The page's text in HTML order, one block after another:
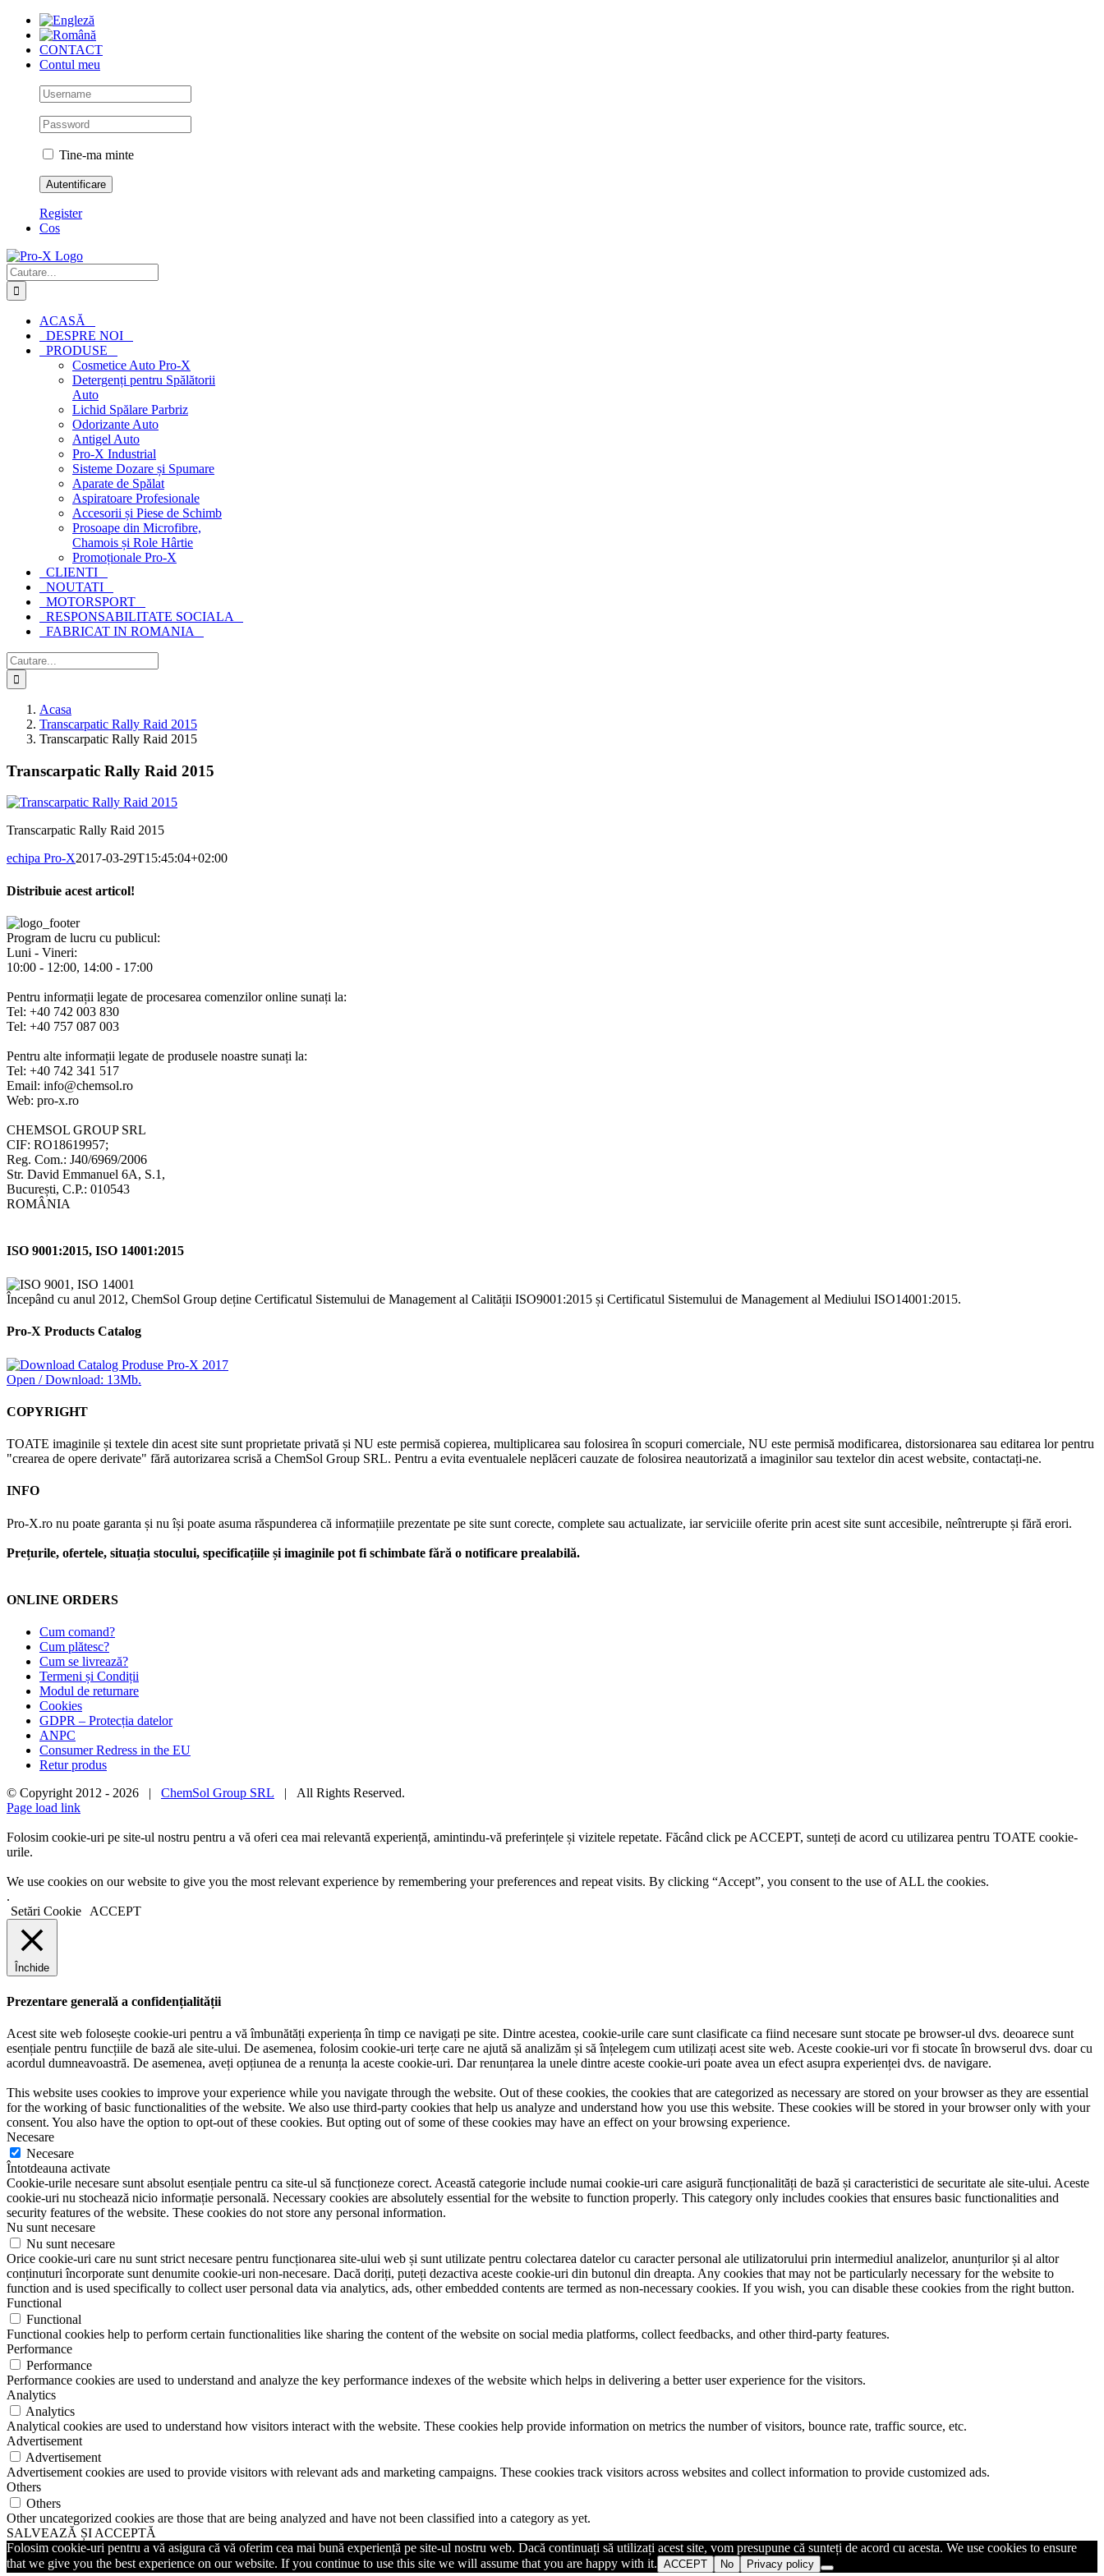
Skip
contentCONTACT
Contul meu
Tine-ma minte
Register
Cos
Cautare...
ACASĂ
DESPRE NOI
PRODUSE
Cosmetice Auto Pro-X
Detergenți pentru Spălătorii
Auto
Lichid Spălare Parbriz
Odorizante Auto
Antigel Auto
Pro-X Industrial
Sisteme Dozare și Spumare
Aparate de Spălat
Aspiratoare Profesionale
Accesorii și Piese de Schimb
Prosoape din Microfibre,
Chamois și Role Hârtie
Promoționale Pro-X
CLIENTI
NOUTATI
MOTORSPORT
RESPONSABILITATE SOCIALA
FABRICAT IN ROMANIA
Cautare...
Acasa
Transcarpatic Rally Raid 2015
Transcarpatic Rally Raid 2015
Transcarpatic Rally Raid 2015
Transcarpatic Rally Raid 2015
echipa Pro-X2017-03-29T15:45:04+02:00
Distribuie acest articol!
Facebook
X
Pinterest
E-
mail:
Program de lucru cu publicul:
Luni - Vineri:
10:00 - 12:00, 14:00 - 17:00
Pentru informații legate de procesarea comenzilor online sunați la:
Tel: +40 742 003 830
Tel: +40 757 087 003
Pentru alte informații legate de produsele noastre sunați la:
Tel: +40 742 341 517
Email: info@chemsol.ro
Web: pro-x.ro
CHEMSOL GROUP SRL
CIF: RO18619957;
Reg. Com.: J40/6969/2006
Str. David Emmanuel 6A, S.1,
București, C.P.: 010543
ROMÂNIA
ISO 9001:2015, ISO 14001:2015
Începând cu anul 2012, ChemSol Group deține Certificatul Sistemului de Management al Calității ISO9001:2015 și Certificatul Sistemului de Management al Mediului ISO14001:2015.
Pro-X Products Catalog
Open / Download: 13Mb.
COPYRIGHT
TOATE imaginile și textele din acest site sunt proprietate privată și NU este permisă copierea, multiplicarea sau folosirea în scopuri comerciale, NU este permisă modificarea, distorsionarea sau editarea lor pentru
"crearea de opere derivate" fără autorizarea scrisă a ChemSol Group SRL. Pentru a evita eventualele neplăceri cauzate de folosirea neautorizată a imaginilor sau textelor din acest website, contactați-ne.
INFO
Pro-X.ro nu poate garanta și nu își poate asuma răspunderea că informațiile prezentate pe site sunt corecte, complete sau actualizate, iar serviciile oferite prin acest site sunt accesibile, neîntrerupte și fără erori.
Prețurile, ofertele, situația stocului, specificațiile și imaginile pot fi schimbate fără o notificare prealabilă.
ONLINE ORDERS
Cum comand?
Cum plătesc?
Cum se livrează?
Termeni și Condiții
Modul de returnare
Cookies
GDPR – Protecția datelor
ANPC
Consumer Redress in the EU
Retur produs
© Copyright 2012 - 2026 | ChemSol Group SRL | All Rights Reserved.
Page load link
Folosim cookie-uri pe site-ul nostru pentru a vă oferi cea mai relevantă experiență, amintindu-vă preferințele și vizitele repetate. Făcând click pe ACCEPT, sunteți de acord cu utilizarea pentru TOATE cookie-
urile.
We use cookies on our website to give you the most relevant experience by remembering your preferences and repeat visits. By clicking “Accept”, you consent to the use of ALL the cookies.
.
Setări Cookie
ACCEPT
Închide
Prezentare generală a confidențialității
Acest site web folosește cookie-uri pentru a vă îmbunătăți experiența în timp ce navigați pe site. Dintre acestea, cookie-urile care sunt clasificate ca fiind necesare sunt stocate pe browser-ul dvs. deoarece sunt
esențiale pentru funcțiile de bază ale site-ului. De asemenea, folosim cookie-uri terțe care ne ajută să analizăm și să înțelegem cum utilizați acest site web. Aceste cookie-uri vor fi stocate în browserul dvs. doar cu
acordul dumneavoastră. De asemenea, aveți opțiunea de a renunța la aceste cookie-uri. Dar renunțarea la unele dintre aceste cookie-uri poate avea un efect asupra experienței dvs. de navigare.
This website uses cookies to improve your experience while you navigate through the website. Out of these cookies, the cookies that are categorized as necessary are stored on your browser as they are essential
for the working of basic functionalities of the website. We also use third-party cookies that help us analyze and understand how you use this website. These cookies will be stored in your browser only with your
consent. You also have the option to opt-out of these cookies. But opting out of some of these cookies may have an effect on your browsing experience.
Necesare
Necesare
Întotdeauna activate
Cookie-urile necesare sunt absolut esențiale pentru ca site-ul să funcționeze corect. Această categorie include numai cookie-uri care asigură funcționalități de bază și caracteristici de securitate ale site-ului. Aceste
cookie-uri nu stochează nicio informație personală. Necessary cookies are absolutely essential for the website to function properly. This category only includes cookies that ensures basic functionalities and
security features of the website. These cookies do not store any personal information.
Nu sunt necesare
Nu sunt necesare
Orice cookie-uri care nu sunt strict necesare pentru funcționarea site-ului web și sunt utilizate pentru colectarea datelor cu caracter personal ale utilizatorului prin intermediul analizelor, anunțurilor și al altor
conținuturi încorporate sunt denumite cookie-uri non-necesare. Dacă doriți, puteți dezactiva aceste cookie-uri din butonul din dreapta. Any cookies that may not be particularly necessary for the website to
function and is used specifically to collect user personal data via analytics, ads, other embedded contents are termed as non-necessary cookies. If you wish, you can disable these cookies from the right button.
Functional
Functional
Functional cookies help to perform certain functionalities like sharing the content of the website on social media platforms, collect feedbacks, and other third-party features.
Performance
Performance
Performance cookies are used to understand and analyze the key performance indexes of the website which helps in delivering a better user experience for the visitors.
Analytics
Analytics
Analytical cookies are used to understand how visitors interact with the website. These cookies help provide information on metrics the number of visitors, bounce rate, traffic source, etc.
Advertisement
Advertisement
Advertisement cookies are used to provide visitors with relevant ads and marketing campaigns. These cookies track visitors across websites and collect information to provide customized ads.
Others
Others
Other uncategorized cookies are those that are being analyzed and have not been classified into a category as yet.
SALVEAZĂ ȘI ACCEPTĂ
Folosim cookie-uri pentru a vă asigura că vă oferim cea mai bună experiență pe site-ul nostru web. Dacă continuați să utilizați acest site, vom presupune că sunteți de acord cu acesta. We use cookies to ensure
that we give you the best experience on our website. If you continue to use this site we will assume that you are happy with it. ACCEPT No Privacy policy